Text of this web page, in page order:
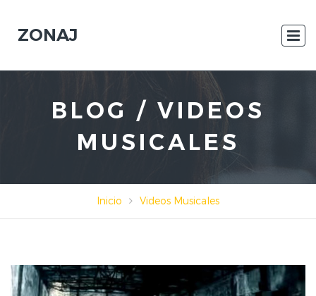
ZONAJ
BLOG / VIDEOS
MUSICALES
Inicio Videos Musicales